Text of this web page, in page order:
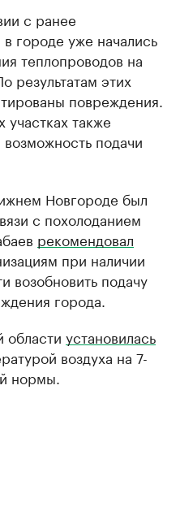
с ранее
городе уже начались
теплопроводов на
результатам этих
повреждения.
участках также
возможность подачи
Новгороде был
с похолоданием
рекомендовал
при наличии
возобновить подачу
города.
области установилась
воздуха на 7-
нормы.